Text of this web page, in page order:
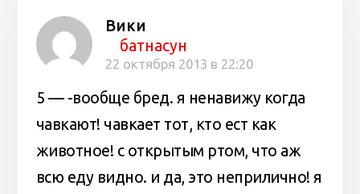
Вики
батнасун
22 октября 2013 в 22:20
5 — -вообще бред. я ненавижу когда
чавкают! чавкает тот, кто ест как
животное! с открытым ртом, что аж
всю еду видно. и да, это неприлично! я